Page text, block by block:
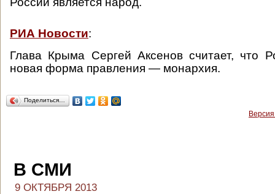
РИА Новости:
Глава Крыма Сергей Аксенов считает, что
новая форма правления — монархия.
Поделиться…
В СМИ
9 ОКТЯБРЯ 2013